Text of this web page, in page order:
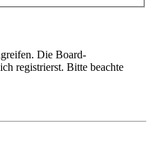
Die Board-
registrierst. Bitte beachte